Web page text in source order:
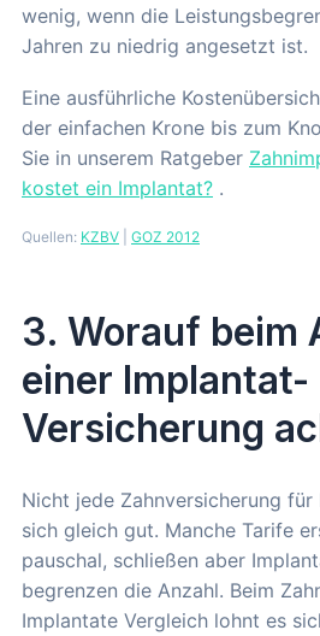
wenig, wenn die
Jahren zu niedrig angesetzt ist.
Eine ausführliche
der einfachen Krone bis zum
Sie in unserem Ratgeber
kostet ein Implantat? .
Quellen: KZBV GOZ 2012
3. Worauf beim
einer Implantat-
Versicherung
Nicht jede Zahnversicherung
sich gleich gut. Manche Tarife
pauschal, schließen aber
begrenzen die Anzahl. Beim
Implantate Vergleich lohnt es